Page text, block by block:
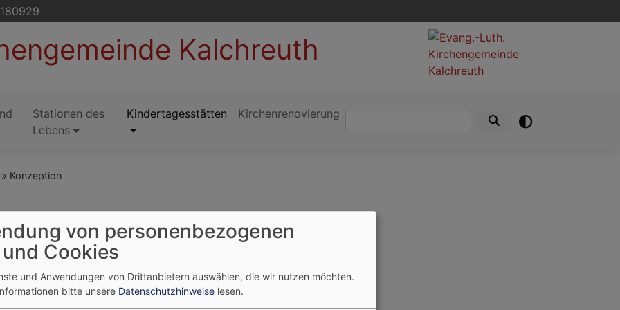
Kalchreuth
Stationen des
Lebens
Kindertagesstätten KirchenrenovierungSuche
Konzeption
von personenbezogenen
Cookies
und Anwendungen von Drittanbietern auswählen, die wir nutzen möchten.
bitte unsere Datenschutzhinweise lesen.